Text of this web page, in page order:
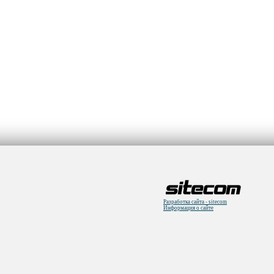
Разработка сайта - sitecom
Информация о сайте